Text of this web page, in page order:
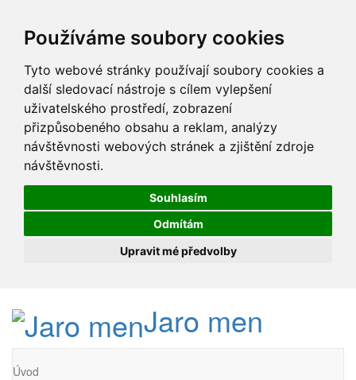
Používáme soubory cookies
Tyto webové stránky používají soubory cookies a
další sledovací nástroje s cílem vylepšení
uživatelského prostředí, zobrazení
přizpůsobeného obsahu a reklam, analýzy
návštěvnosti webových stránek a zjištění zdroje
návštěvnosti.
Souhlasím
Odmítám
Upravit mé předvolby
Jaro men
Úvod